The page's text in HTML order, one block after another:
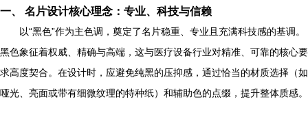
一、 名片设计核心理念：专业、科技与信赖
以“黑色”作为主色调，奠定了名片稳重、专业且充满科技感的基调。
黑色象征着权威、精确与高端，这与医疗设备行业对精准、可靠的核心要
求高度契合。在设计时，应避免纯黑的压抑感，通过恰当的材质选择（如
哑光、亮面或带有细微纹理的特种纸）和辅助色的点缀，提升整体质感。